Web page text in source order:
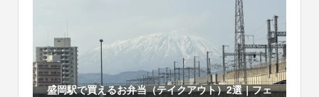
盛岡駅で買えるお弁当（テイクアウト）2選｜フェ